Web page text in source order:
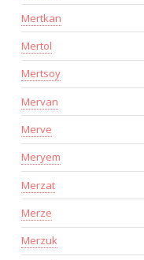
Mertkan
Mertol
Mertsoy
Mervan
Merve
Meryem
Merzat
Merze
Merzuk